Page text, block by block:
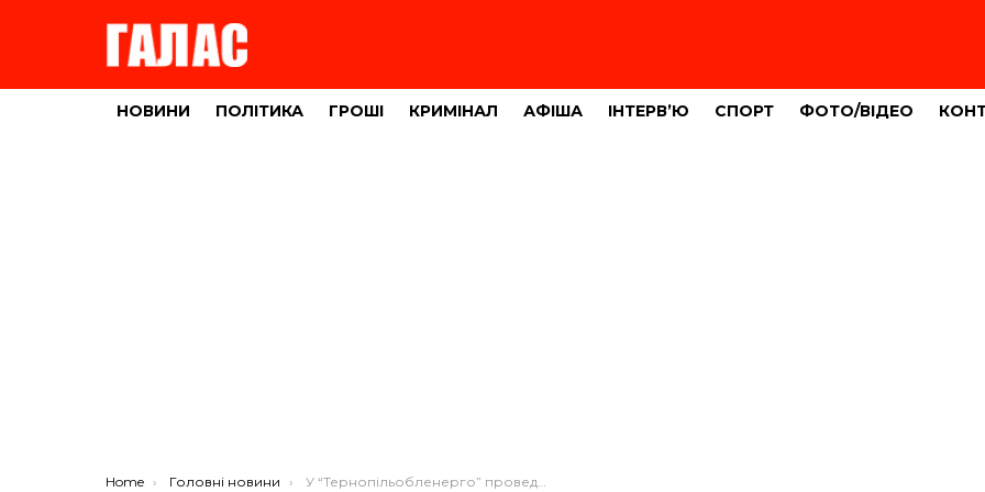
НОВИНИ ПОЛІТИКА ГРОШІ КРИМІНАЛ АФІША ІНТЕРВ’Ю СПОРТ ФОТО/ВІДЕО
You are here:
Home Головні новини У “Тернопільобленерго” проведуть позапланову перевірку: що сталося